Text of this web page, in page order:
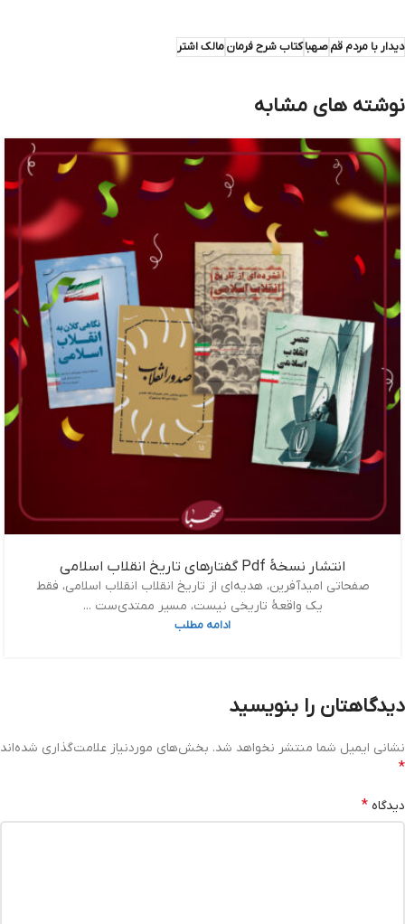
دیدار با مردم قمصهباکتاب شرح فرمانمالک اشتر
نوشته های مشابه
انتشار نسخۀ Pdf گفتارهای تاریخ انقلاب اسلامی
صفحاتی امیدآفرین، هدیه‌ای از تاریخ انقلاب انقلاب اسلامی، فقط
یک واقعۀ تاریخی نیست، مسیر ممتدی‌ست ...
ادامه مطلب
دیدگاهتان را بنویسید
نشانی ایمیل شما منتشر نخواهد شد. بخش‌های موردنیاز علامت‌گذاری شده‌اند
*
دیدگاه *